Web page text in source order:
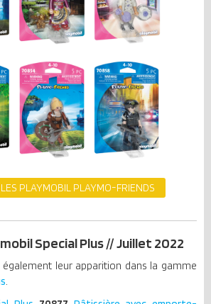
PLAYMOBIL PLAYMO-FRIENDS
Special Plus // Juillet 2022
leur apparition dans la gamme
.